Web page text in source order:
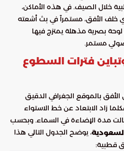
خلال الصيف. في هذه الأماكن،
الأفق، مستمراً في بث أشعته
بصرية مذهلة يمتزج فيها
مستمر.
وتباين فترات السطوع
بالموقع الجغرافي الدقيق
زاد الابتعاد عن خط الاستواء
مدة الإضاءة في السماء. وبحسب
، يوضح الجدول التالي هذا
قطبية: